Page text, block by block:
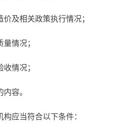
价及相关政策执行情况；
情况；
情况；
容。
应当符合以下条件：